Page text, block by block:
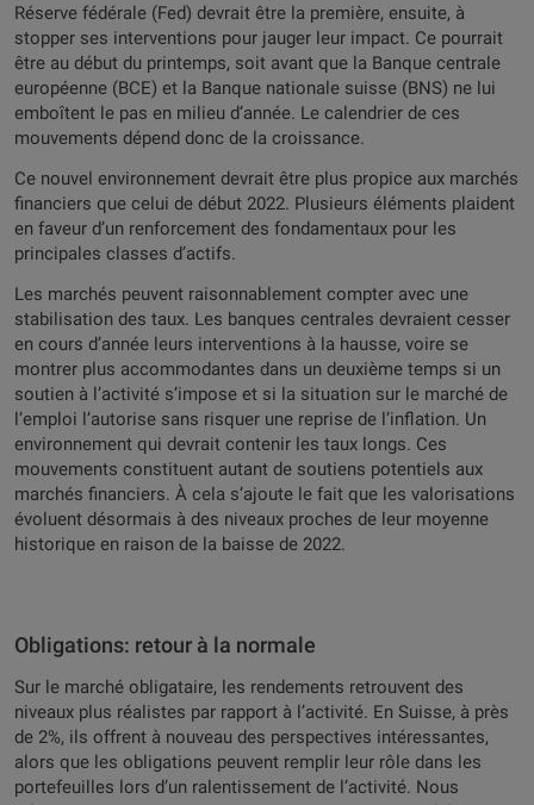
Réserve fédérale (Fed) devrait être la première, ensuite, à
stopper ses interventions pour jauger leur impact. Ce pourrait
être au début du printemps, soit avant que la Banque centrale
européenne (BCE) et la Banque nationale suisse (BNS) ne lui
emboîtent le pas en milieu d’année. Le calendrier de ces
mouvements dépend donc de la croissance.
Ce nouvel environnement devrait être plus propice aux marchés
financiers que celui de début 2022. Plusieurs éléments plaident
en faveur d’un renforcement des fondamentaux pour les
principales classes d’actifs.
Les marchés peuvent raisonnablement compter avec une
stabilisation des taux. Les banques centrales devraient cesser
en cours d’année leurs interventions à la hausse, voire se
montrer plus accommodantes dans un deuxième temps si un
soutien à l’activité s’impose et si la situation sur le marché de
l’emploi l’autorise sans risquer une reprise de l’inflation. Un
environnement qui devrait contenir les taux longs. Ces
mouvements constituent autant de soutiens potentiels aux
marchés financiers. À cela s’ajoute le fait que les valorisations
évoluent désormais à des niveaux proches de leur moyenne
historique en raison de la baisse de 2022.
Obligations: retour à la normale
Sur le marché obligataire, les rendements retrouvent des
niveaux plus réalistes par rapport à l’activité. En Suisse, à près
de 2%, ils offrent à nouveau des perspectives intéressantes,
alors que les obligations peuvent remplir leur rôle dans les
portefeuilles lors d’un ralentissement de l’activité. Nous